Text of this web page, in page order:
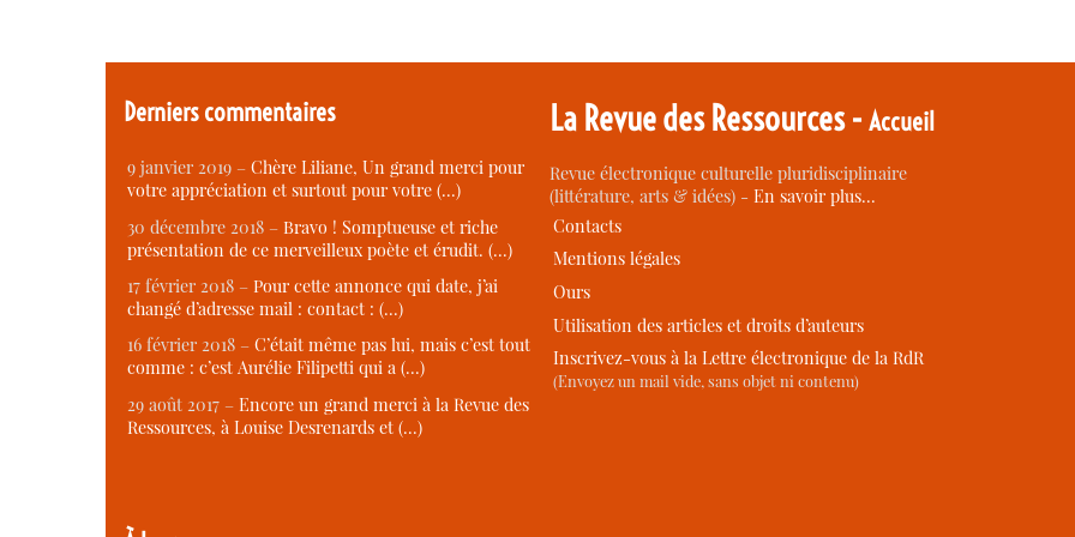
Derniers commentaires
9 janvier 2019 – Chère Liliane, Un grand merci pour
votre appréciation et surtout pour votre (…)
30 décembre 2018 – Bravo ! Somptueuse et riche
présentation de ce merveilleux poète et érudit. (…)
17 février 2018 – Pour cette annonce qui date, j’ai
changé d’adresse mail : contact : (…)
16 février 2018 – C’était même pas lui, mais c’est tout
comme : c’est Aurélie Filipetti qui a (…)
29 août 2017 – Encore un grand merci à la Revue des
Ressources, à Louise Desrenards et (…)
La Revue des Ressources -Accueil
Revue électronique culturelle pluridisciplinaire
(littérature, arts & idées) -En savoir plus…
Contacts
Mentions légales
Ours
Utilisation des articles et droits d’auteurs
Inscrivez-vous à la Lettre électronique de la RdR
(Envoyez un mail vide, sans objet ni contenu)